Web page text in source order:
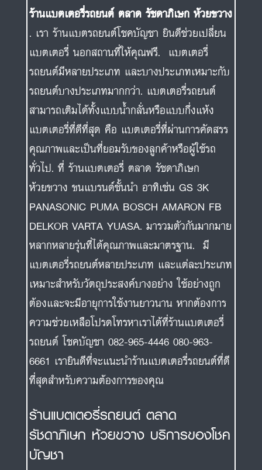
ร้านแบตเตอรี่รถยนต์ ตลาด รัชดาภิเษก ห้วยขวาง
. เรา ร้านแบตรถยนต์โชคบัญชา ยินดีช่วยเปลี่ยน
แบตเตอรี่ นอกสถานที่ให้คุณฟรี. แบตเตอรี่
รถยนต์มีหลายประเภท และบางประเภทเหมาะกับ
รถยนต์บางประเภทมากกว่า. แบตเตอรี่รถยนต์
สามารถเติมได้ทั้งแบบน้ำกลั่นหรือแบบกึ่งแห้ง
แบตเตอรี่ที่ดีที่สุด คือ แบตเตอรี่ที่ผ่านการคัดสรร
คุณภาพและเป็นที่ยอมรับของลูกค้าหรือผู้ใช้รถ
ทั่วไป. ที่ ร้านแบตเตอรี่ ตลาด รัชดาภิเษก
ห้วยขวาง ขนแบรนด์ชั้นนำ อาทิเช่น GS 3K
PANASONIC PUMA BOSCH AMARON FB
DELKOR VARTA YUASA. มารวมตัวกันมากมาย
หลากหลายรุ่นที่ได้คุณภาพและมาตรฐาน. มี
แบตเตอรี่รถยนต์หลายประเภท และแต่ละประเภท
เหมาะสำหรับวัตถุประสงค์บางอย่าง ใช้อย่างถูก
ต้องและจะมีอายุการใช้งานยาวนาน หากต้องการ
ความช่วยเหลือโปรดโทรหาเราได้ที่ร้านแบตเตอรี่
รถยนต์ โชคบัญชา 082-965-4446 080-963-
6661 เรายินดีที่จะแนะนำร้านแบตเตอรี่รถยนต์ที่ดี
ที่สุดสำหรับความต้องการของคุณ
ร้านแบตเตอรี่รถยนต์ ตลาด
รัชดาภิเษก ห้วยขวาง บริการของโชค
บัญชา